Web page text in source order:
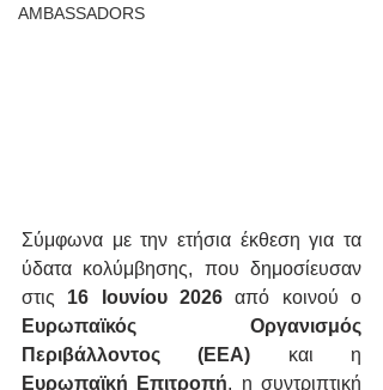
AMBASSADORS
Σύμφωνα με την ετήσια έκθεση για τα
ύδατα κολύμβησης, που δημοσίευσαν
στις 16 Ιουνίου 2026
Ευρωπαϊκός Οργανισμός
Περιβάλλοντος (EEA)
Ευρωπαϊκή Επιτροπή, η συντριπτική